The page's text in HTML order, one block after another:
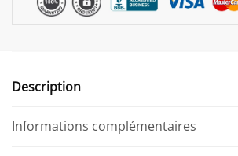
Description
Informations complémentaires